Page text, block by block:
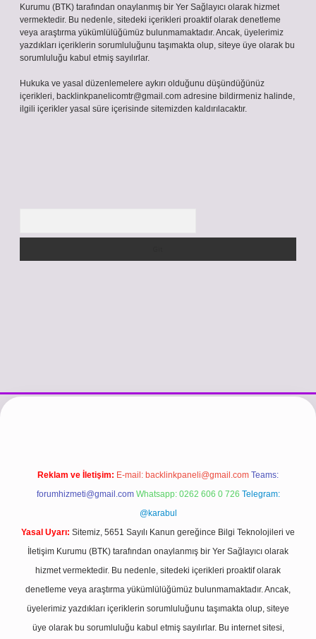
Kurumu (BTK) tarafından onaylanmış bir Yer Sağlayıcı olarak hizmet
vermektedir. Bu nedenle, sitedeki içerikleri proaktif olarak denetleme
veya araştırma yükümlülüğümüz bulunmamaktadır. Ancak, üyelerimiz
yazdıkları içeriklerin sorumluluğunu taşımakta olup, siteye üye olarak bu
sorumluluğu kabul etmiş sayılırlar.
Hukuka ve yasal düzenlemelere aykırı olduğunu düşündüğünüz
içerikleri, backlinkpanelicomtr@gmail.com adresine bildirmeniz halinde,
ilgili içerikler yasal süre içerisinde sitemizden kaldırılacaktır.
www.betexper.xyz/betci.cobetci girişhiltonbet güncel giriş
Reklam ve İletişim: E-mail: backlinkpaneli@gmail.com Teams:
forumhizmeti@gmail.com Whatsapp: 0262 606 0 726 Telegram:
@karabul
Yasal Uyarı: Sitemiz, 5651 Sayılı Kanun gereğince Bilgi Teknolojileri ve
İletişim Kurumu (BTK) tarafından onaylanmış bir Yer Sağlayıcı olarak
hizmet vermektedir. Bu nedenle, sitedeki içerikleri proaktif olarak
denetleme veya araştırma yükümlülüğümüz bulunmamaktadır. Ancak,
üyelerimiz yazdıkları içeriklerin sorumluluğunu taşımakta olup, siteye
üye olarak bu sorumluluğu kabul etmiş sayılırlar. Bu internet sitesi,